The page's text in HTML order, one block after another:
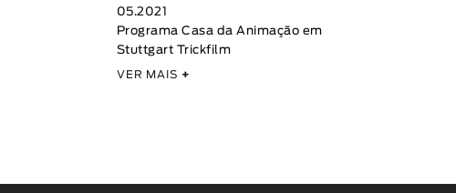
05.2021
Programa Casa da Animação em
Stuttgart Trickfilm
VER MAIS +